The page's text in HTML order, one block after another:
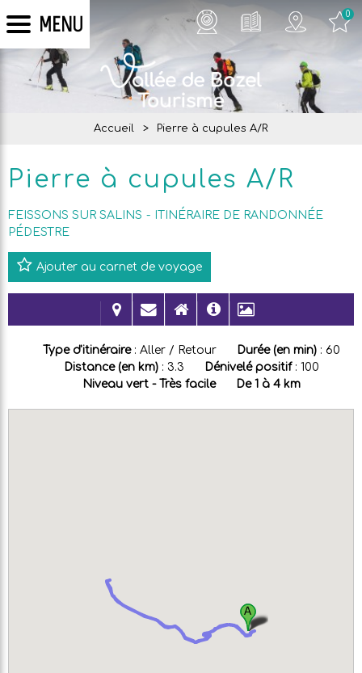
MENU 0
Accueil > Pierre à cupules A/R
Pierre à cupules A/R
FEISSONS SUR SALINS
ITINÉRAIRE DE RANDONNÉE
PÉDESTRE
Ajouter au carnet de voyage
Type d'itinéraire : Aller / Retour Durée (en min) : 60
Distance (en km) : 3.3 Dénivelé positif : 100
Niveau vert - Très facile
De 1 à 4 km